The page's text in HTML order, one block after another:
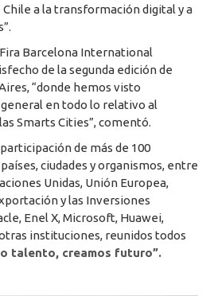
a la transformación digital y a
Barcelona International
de la segunda edición de
“donde hemos visto
en todo lo relativo al
Smarts Cities”, comentó.
de más de 100
ciudades y organismos, entre
Unidas, Unión Europea,
y las Inversiones
Enel X, Microsoft, Huawei,
instituciones, reunidos todos
talento, creamos futuro”.